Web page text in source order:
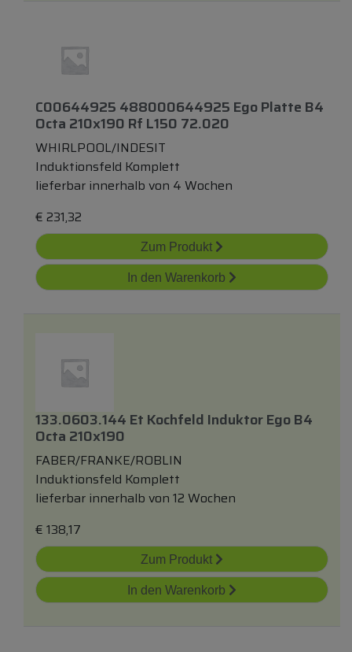
C00644925 488000644925 Ego Platte B4
Octa 210x190 Rf L150 72.020
WHIRLPOOL/INDESIT
Induktionsfeld Komplett
lieferbar innerhalb von 4 Wochen
€ 231,32
Zum Produkt
In den Warenkorb
133.0603.144 Et Kochfeld Induktor Ego B4
Octa 210x190
FABER/FRANKE/ROBLIN
Induktionsfeld Komplett
lieferbar innerhalb von 12 Wochen
€ 138,17
Zum Produkt
In den Warenkorb